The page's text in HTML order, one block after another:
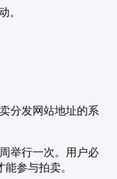
。
分发网站地址的系
举行一次。用户必
参与拍卖。